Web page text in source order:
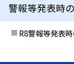
警報等発表時
R8警報等発表